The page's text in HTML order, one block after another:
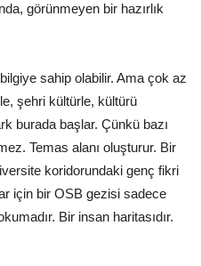
görünmeyen bir hazırlık
sahip olabilir. Ama çok az
şehri kültürle, kültürü
burada başlar. Çünkü bazı
Temas alanı oluşturur. Bir
koridorundaki genç fikri
için bir OSB gezisi sadece
Bir insan haritasıdır.